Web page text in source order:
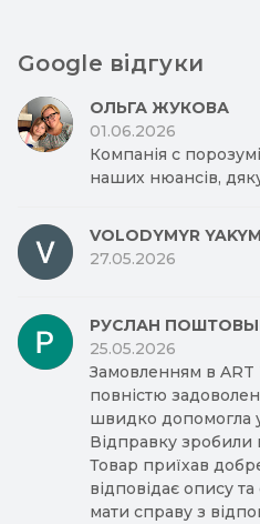
Google відгуки
ОЛЬГА ЖУКОВА
01.06.2026
Компанія с
наших нюансів,
VOLODYMYR
27.05.2026
РУСЛАН
25.05.2026
Замовленням в
повністю
швидко допомогла
Відправку зробили
Товар приїхав
відповідає опису
мати справу з